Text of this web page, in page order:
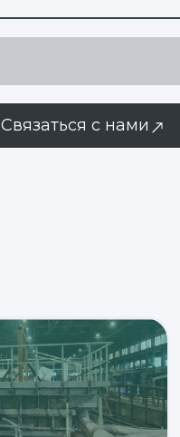
Связаться с нами